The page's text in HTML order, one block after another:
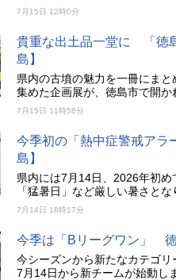
7月15日 12時0分
貴重な出土品一堂に 「徳
島】
県内の古墳の魅力を一冊にま
集めた企画展が、徳島市で開
7月15日 11時58分
今季初の「熱中症警戒ア
島】
県内には7月14日、2026年初
「猛暑日」など厳しい暑さと
7月14日 18時17分
今季は「Bリーグワン」 徳
今シーズンから新たなカテゴリ
7月14日から新チームが始動し